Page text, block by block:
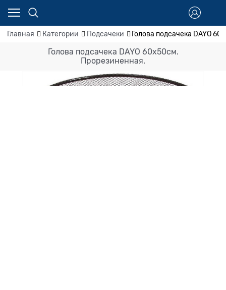
Главная Категории Подсачеки Голова подсачека DAYO
Голова подсачека DAYO 60x50см.
Прорезиненная.